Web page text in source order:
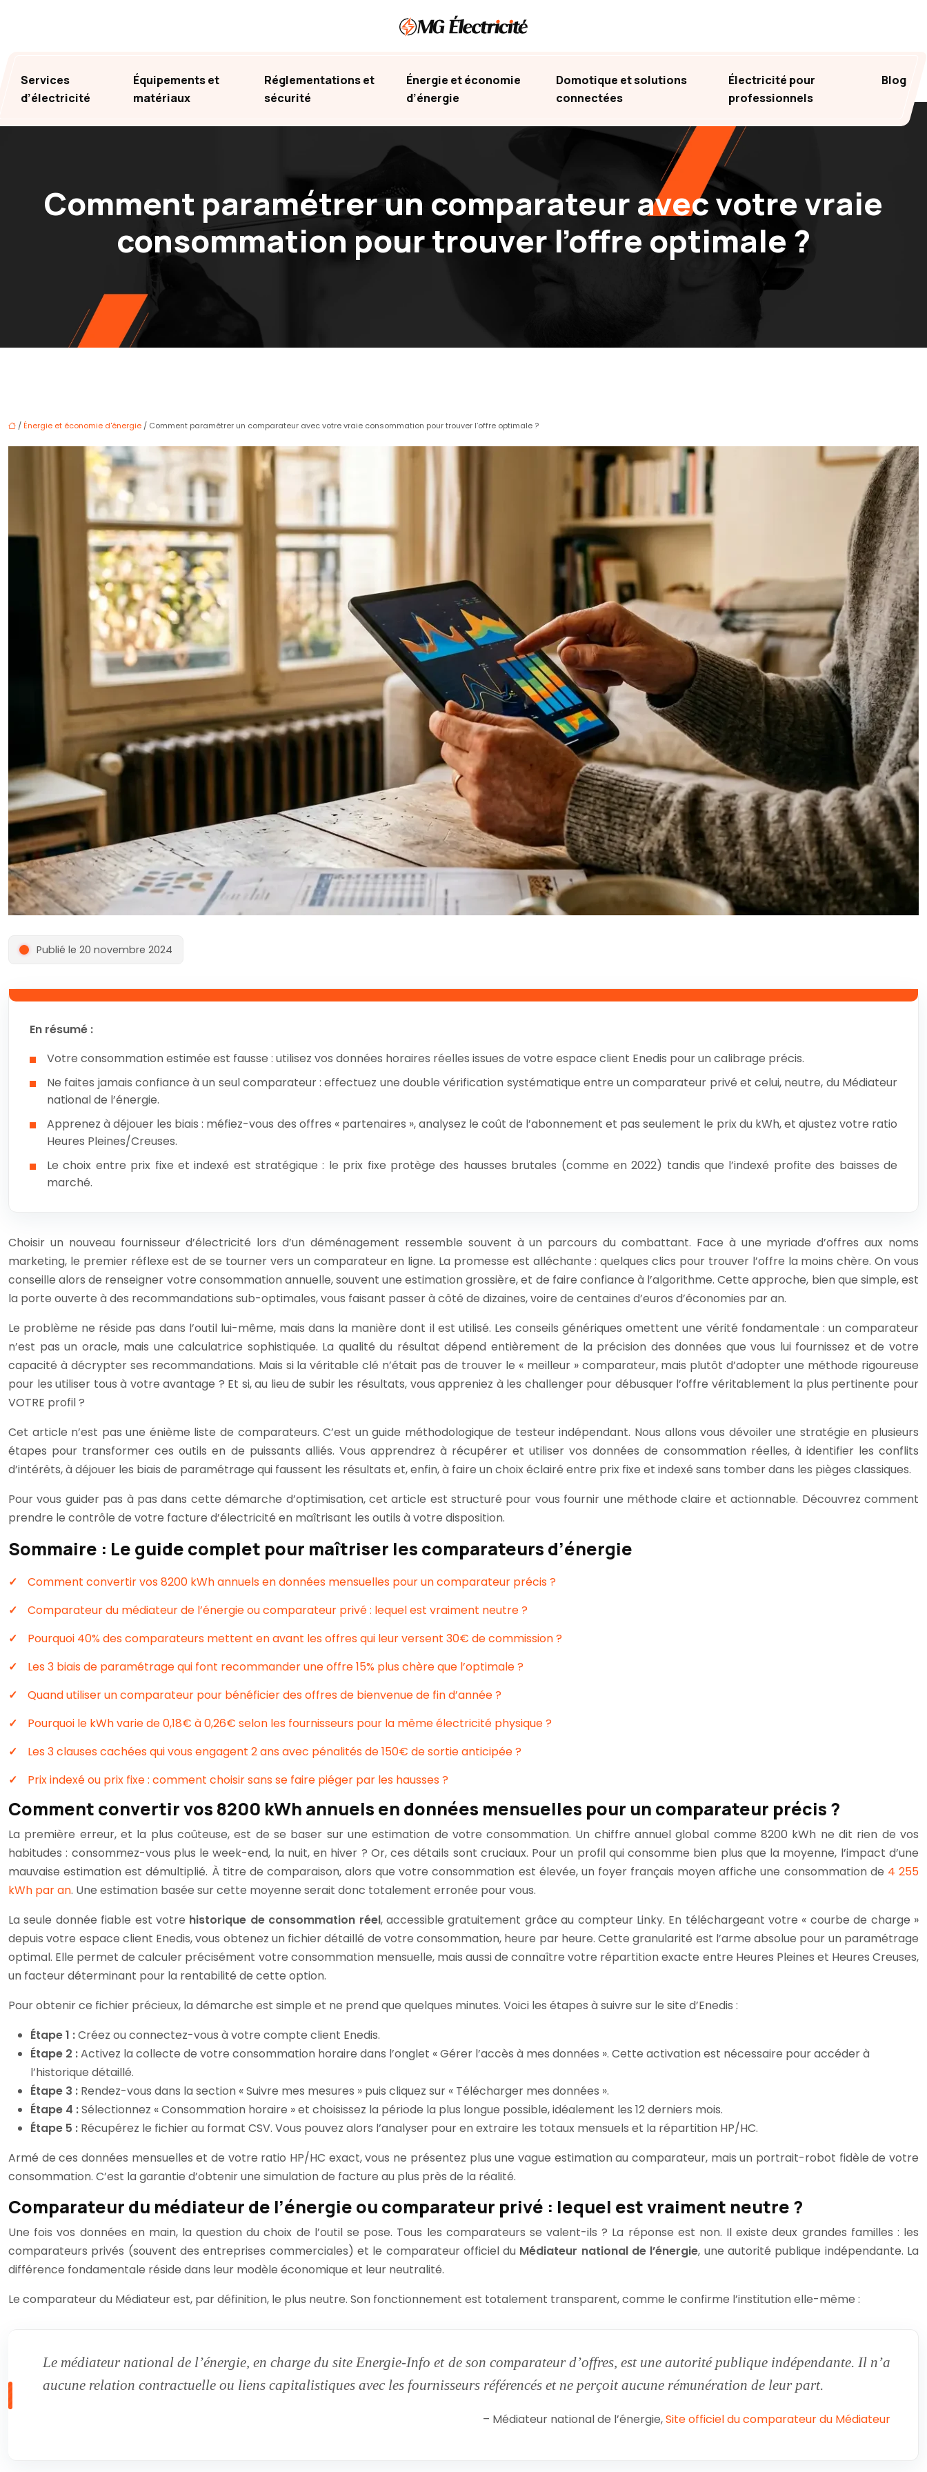
Services
d’électricité
Équipements et
matériaux
Réglementations et
sécurité
Énergie et économie
d’énergie
Domotique et solutions
connectées
Électricité pour
professionnels
Blog
Comment paramétrer un comparateur avec votre vraie
consommation pour trouver l’offre optimale ?
/ Énergie et économie d'énergie / Comment paramétrer un comparateur avec votre vraie consommation pour trouver l’offre optimale ?
Publié le 20 novembre 2024
En résumé :
Votre consommation estimée est fausse : utilisez vos données horaires réelles issues de votre espace client Enedis pour un calibrage précis.
Ne faites jamais confiance à un seul comparateur : effectuez une double vérification systématique entre un comparateur privé et celui, neutre, du Médiateur
national de l’énergie.
Apprenez à déjouer les biais : méfiez-vous des offres « partenaires », analysez le coût de l’abonnement et pas seulement le prix du kWh, et ajustez votre ratio
Heures Pleines/Creuses.
Le choix entre prix fixe et indexé est stratégique : le prix fixe protège des hausses brutales (comme en 2022) tandis que l’indexé profite des baisses de
marché.
Choisir un nouveau fournisseur d’électricité lors d’un déménagement ressemble souvent à un parcours du combattant. Face à une myriade d’offres aux noms
marketing, le premier réflexe est de se tourner vers un comparateur en ligne. La promesse est alléchante : quelques clics pour trouver l’offre la moins chère. On vous
conseille alors de renseigner votre consommation annuelle, souvent une estimation grossière, et de faire confiance à l’algorithme. Cette approche, bien que simple, est
la porte ouverte à des recommandations sub-optimales, vous faisant passer à côté de dizaines, voire de centaines d’euros d’économies par an.
Le problème ne réside pas dans l’outil lui-même, mais dans la manière dont il est utilisé. Les conseils génériques omettent une vérité fondamentale : un comparateur
n’est pas un oracle, mais une calculatrice sophistiquée. La qualité du résultat dépend entièrement de la précision des données que vous lui fournissez et de votre
capacité à décrypter ses recommandations. Mais si la véritable clé n’était pas de trouver le « meilleur » comparateur, mais plutôt d’adopter une méthode rigoureuse
pour les utiliser tous à votre avantage ? Et si, au lieu de subir les résultats, vous appreniez à les challenger pour débusquer l’offre véritablement la plus pertinente pour
VOTRE profil ?
Cet article n’est pas une énième liste de comparateurs. C’est un guide méthodologique de testeur indépendant. Nous allons vous dévoiler une stratégie en plusieurs
étapes pour transformer ces outils en de puissants alliés. Vous apprendrez à récupérer et utiliser vos données de consommation réelles, à identifier les conflits
d’intérêts, à déjouer les biais de paramétrage qui faussent les résultats et, enfin, à faire un choix éclairé entre prix fixe et indexé sans tomber dans les pièges classiques.
Pour vous guider pas à pas dans cette démarche d’optimisation, cet article est structuré pour vous fournir une méthode claire et actionnable. Découvrez comment
prendre le contrôle de votre facture d’électricité en maîtrisant les outils à votre disposition.
Sommaire : Le guide complet pour maîtriser les comparateurs d’énergie
Comment convertir vos 8200 kWh annuels en données mensuelles pour un comparateur précis ?
Comparateur du médiateur de l’énergie ou comparateur privé : lequel est vraiment neutre ?
Pourquoi 40% des comparateurs mettent en avant les offres qui leur versent 30€ de commission ?
Les 3 biais de paramétrage qui font recommander une offre 15% plus chère que l’optimale ?
Quand utiliser un comparateur pour bénéficier des offres de bienvenue de fin d’année ?
Pourquoi le kWh varie de 0,18€ à 0,26€ selon les fournisseurs pour la même électricité physique ?
Les 3 clauses cachées qui vous engagent 2 ans avec pénalités de 150€ de sortie anticipée ?
Prix indexé ou prix fixe : comment choisir sans se faire piéger par les hausses ?
Comment convertir vos 8200 kWh annuels en données mensuelles pour un comparateur précis ?
La première erreur, et la plus coûteuse, est de se baser sur une estimation de votre consommation. Un chiffre annuel global comme 8200 kWh ne dit rien de vos
habitudes : consommez-vous plus le week-end, la nuit, en hiver ? Or, ces détails sont cruciaux. Pour un profil qui consomme bien plus que la moyenne, l’impact d’une
mauvaise estimation est démultiplié. À titre de comparaison, alors que votre consommation est élevée, un foyer français moyen affiche une consommation de 4 255
kWh par an. Une estimation basée sur cette moyenne serait donc totalement erronée pour vous.
La seule donnée fiable est votre historique de consommation réel, accessible gratuitement grâce au compteur Linky. En téléchargeant votre « courbe de charge »
depuis votre espace client Enedis, vous obtenez un fichier détaillé de votre consommation, heure par heure. Cette granularité est l’arme absolue pour un paramétrage
optimal. Elle permet de calculer précisément votre consommation mensuelle, mais aussi de connaître votre répartition exacte entre Heures Pleines et Heures Creuses,
un facteur déterminant pour la rentabilité de cette option.
Pour obtenir ce fichier précieux, la démarche est simple et ne prend que quelques minutes. Voici les étapes à suivre sur le site d’Enedis :
Étape 1 :Créez ou connectez-vous à votre compte client Enedis.
Étape 2 :Activez la collecte de votre consommation horaire dans l’onglet « Gérer l’accès à mes données ». Cette activation est nécessaire pour accéder à
l’historique détaillé.
Étape 3 : Rendez-vous dans la section « Suivre mes mesures » puis cliquez sur « Télécharger mes données ».
Étape 4 :Sélectionnez « Consommation horaire » et choisissez la période la plus longue possible, idéalement les 12 derniers mois.
Étape 5 : Récupérez le fichier au format CSV. Vous pouvez alors l’analyser pour en extraire les totaux mensuels et la répartition HP/HC.
Armé de ces données mensuelles et de votre ratio HP/HC exact, vous ne présentez plus une vague estimation au comparateur, mais un portrait-robot fidèle de votre
consommation. C’est la garantie d’obtenir une simulation de facture au plus près de la réalité.
Comparateur du médiateur de l’énergie ou comparateur privé : lequel est vraiment neutre ?
Une fois vos données en main, la question du choix de l’outil se pose. Tous les comparateurs se valent-ils ? La réponse est non. Il existe deux grandes familles : les
comparateurs privés (souvent des entreprises commerciales) et le comparateur officiel du Médiateur national de l’énergie, une autorité publique indépendante. La
différence fondamentale réside dans leur modèle économique et leur neutralité.
Le comparateur du Médiateur est, par définition, le plus neutre. Son fonctionnement est totalement transparent, comme le confirme l’institution elle-même :
Le médiateur national de l’énergie, en charge du site Energie-Info et de son comparateur d’offres, est une autorité publique indépendante. Il n’a
aucune relation contractuelle ou liens capitalistiques avec les fournisseurs référencés et ne perçoit aucune rémunération de leur part.
– Médiateur national de l’énergie,Site officiel du comparateur du Médiateur